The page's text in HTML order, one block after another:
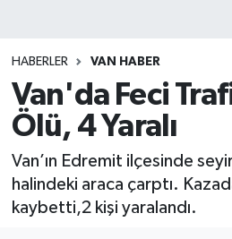
HABERLER VAN HABER
Van'da Feci
Ölü, 4 Yaralı
Van’ın Edremit ilçesinde
halindeki araca çarptı.
kaybetti,2 kişi yaralandı.
Puan Durumu ve Fikstür
Tüm Manşetler
Son Dakika Haberleri
Haber Arşivi